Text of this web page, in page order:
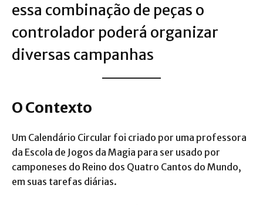
essa combinação de peças o
controlador poderá organizar
diversas campanhas
O Contexto
Um Calendário Circular foi criado por uma professora
da Escola de Jogos da Magia para ser usado por
camponeses do Reino dos Quatro Cantos do Mundo,
em suas tarefas diárias.